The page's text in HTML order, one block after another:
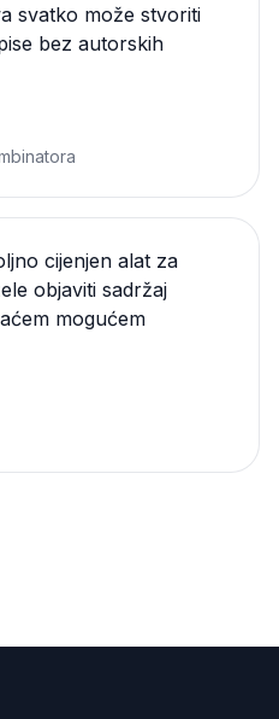
svatko može stvoriti
bez autorskih
cijenjen alat za
objaviti sadržaj
mogućem